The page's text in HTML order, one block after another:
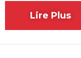
Lire Plus